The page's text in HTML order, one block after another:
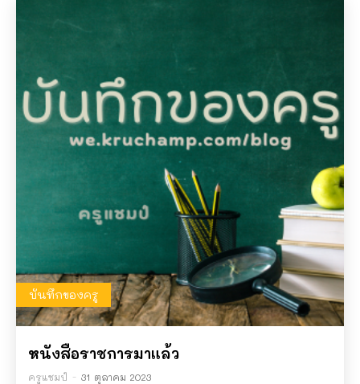
บันทึกของครู
หนังสือราชการมาแล้ว
ครูแชมป์ - 31 ตุลาคม 2023